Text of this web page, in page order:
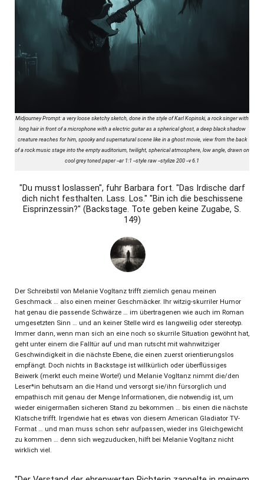
Midjourney Prompt: a very loose sketchy sketch, done in the style of Karl Kopinski, a rock singer with
long hair in front of a microphone with a electric guitar as a spherical ghost, a deep black shadow
creature reaches for him, spooky and supernatural scene like in a ghost movie, view from the back
of a rock music stage into the empty auditorium, twilight, spherical atmosphere, low angle, drawn on
cool grey toned paper --ar 1:1 --style raw --stylize 200 --v 6.1
"Du musst loslassen", fuhr Barbara fort. "Das Irdische darf
dich nicht festhalten. Lass. Los." "Bin ich die beschissene
Eisprinzessin?" (Backstage. Tote geben keine Zugabe, S.
149)
Der Schreibstil von Melanie Vogltanz trifft ziemlich genau meinen
Geschmack … also einen meiner Geschmäcker. Ihr witzig-skurriler Humor
hat genau die passende Schwärze … im übertragenen wie auch im Roman
umgesetzten Sinn … und an keiner Stelle wird es langweilig oder stereotyp.
Immer dann, wenn man sich an eine noch so skurrile Situation gewöhnt hat,
geht unter einem die Falltür auf und man rutscht mit wahnwitziger
Geschwindigkeit in die nächste Ebene, die einen zuerst orientierungslos
empfängt. Doch nichts in Backstage ist willkürlich oder überflüssiges
Beiwerk (merkt euch meine Worte!) und Melanie Vogltanz nimmt die/den
Leser*in behutsam an die Hand und versorgt sie/ihn fürsorglich und
empathisch mit genau der Menge Informationen, die notwendig ist, um
wieder einigermaßen sicheren Stand zu bekommen … bis einen die nächste
Klatsche trifft. Irgendwie hat es etwas von diesem American Gladiator TV-
Format … und man muss schon sehr aufpassen, wieder ins Gleichgewicht
zu kommen … denn sich wegzuducken, hilft bei Melanie Vogltanz nicht
wirklich viel.